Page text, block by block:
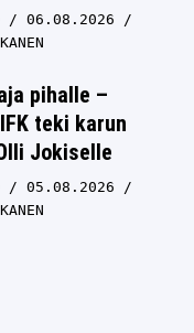
06.08.2026
pihalle –
teki karun
Jokiselle
05.08.2026